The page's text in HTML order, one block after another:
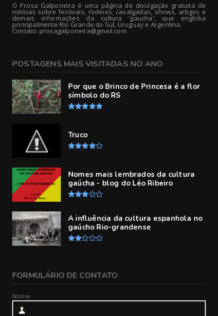
O Prosa Galponeira é uma página de divulgação gratuita de
notícias sobre festivais, rodeios, cavalgadas, shows, artigos e
demais informações da cultura 'gaucha', que engloba
principalmente Rio Grande do Sul, Uruguay e Argentina.
Contato: prosagalponeira@gmail.com
POSTAGENS MAIS VISITADAS NO ANO
Por que o Brinco de Princesa é a flor
símbolo do RS
Truco
Nomes mais lembrados da cultura
gaúcha - blog do Léo Ribeiro
A influência da cultura espanhola no
gaúcho Rio-grandense
FORMULÁRIO DE CONTATO
Nome